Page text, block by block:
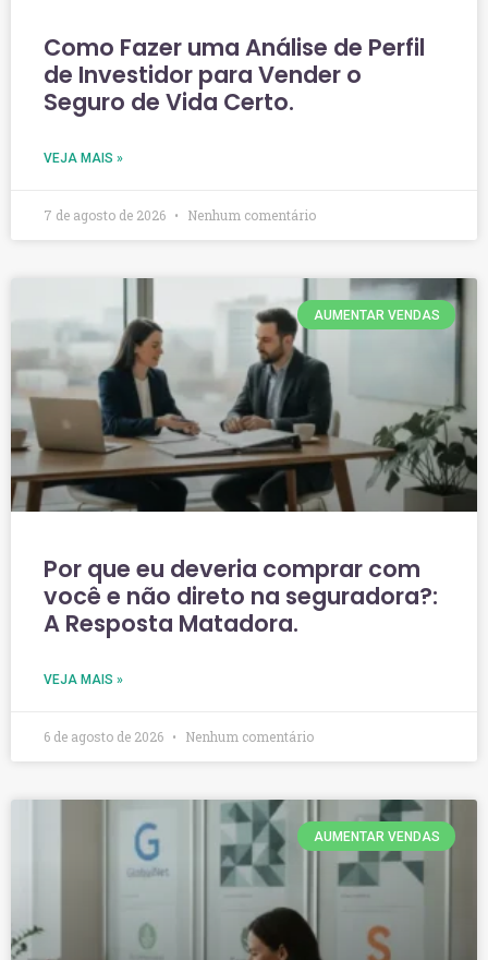
Como Fazer uma Análise de Perfil
de Investidor para Vender o
Seguro de Vida Certo.
VEJA MAIS »
7 de agosto de 2026 Nenhum comentário
AUMENTAR VENDAS
Por que eu deveria comprar com
você e não direto na seguradora?:
A Resposta Matadora.
VEJA MAIS »
6 de agosto de 2026 Nenhum comentário
AUMENTAR VENDAS